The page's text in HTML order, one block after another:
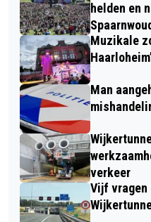
helden en
Muzikale
Man
verkeer
Vijf vragen